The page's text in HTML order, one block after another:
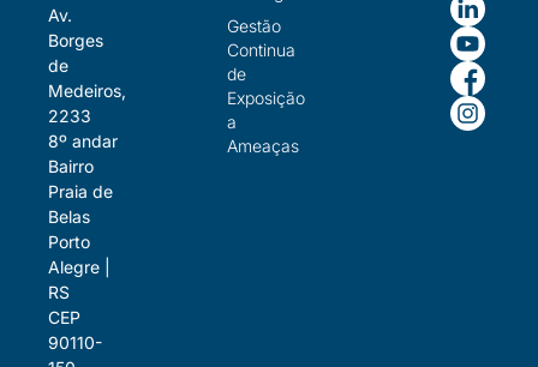
Av.
Borges
de
Medeiros,
2233
8º andar
Bairro
Praia de
Belas
Porto
Alegre |
RS
CEP
90110-
Gestão
Continua
de
Exposição
a
Ameaças